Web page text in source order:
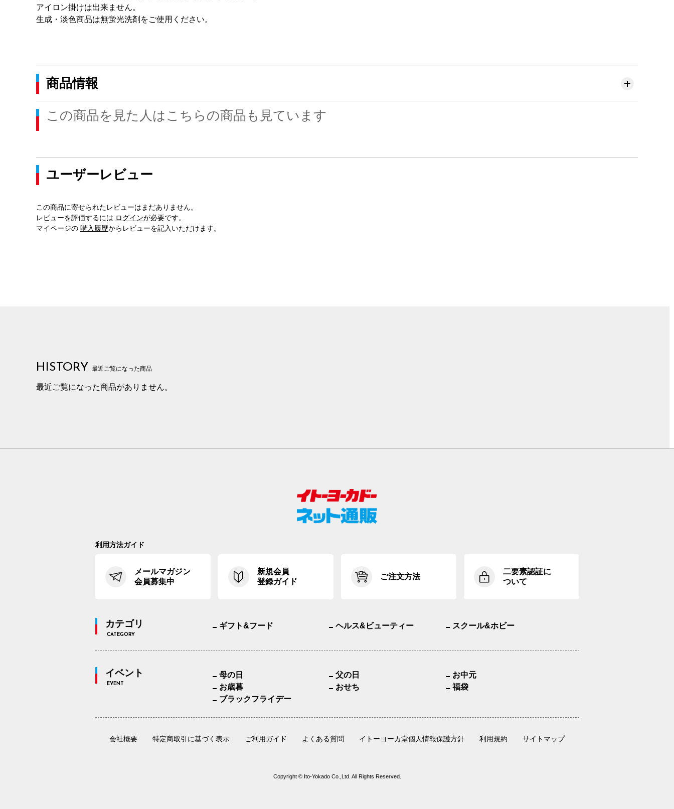
アイロン掛けは出来ません。
生成・淡色商品は無蛍光洗剤をご使用ください。
商品情報
この商品を見た人はこちらの商品も見ています
ユーザーレビュー
この商品に寄せられたレビューはまだありません。
レビューを評価するには ログインが必要です。
マイページの 購入履歴からレビューを記入いただけます。
HISTORY 最近ご覧になった商品
最近ご覧になった商品がありません。
利用方法ガイド
メールマガジン
会員募集中
新規会員
登録ガイド
ご注文方法
二要素認証に
ついて
カテゴリ
CATEGORY
ギフト&フード ヘルス&ビューティー スクール&ホビー
イベント
EVENT
母の日 父の日
お中元
お歳暮
おせち
福袋
ブラックフライデー
会社概要 特定商取引に基づく表示 ご利用ガイド よくある質問 イトーヨーカ堂個人情報保護方針 利用規約 サイトマップ
Copyright © Ito-Yokado Co.,Ltd. All Rights Reserved.